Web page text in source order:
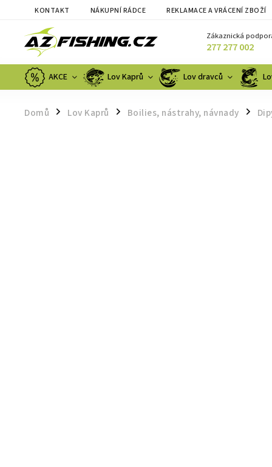
KONTAKT NÁKUPNÍ RÁDCE REKLAMACE A VRÁCENÍ ZBOŽÍ
Zákaznická
277 277 002
AKCE Lov Kaprů Lov dravců
Domů / Lov Kaprů / Boilies, nástrahy, návnady /